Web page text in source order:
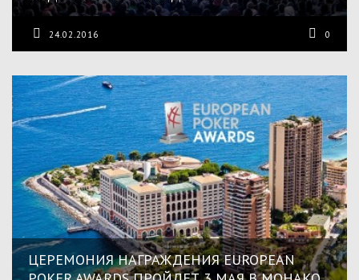
24.02.2016 0
ЦЕРЕМОНИЯ НАГРАЖДЕНИЯ EUROPEAN